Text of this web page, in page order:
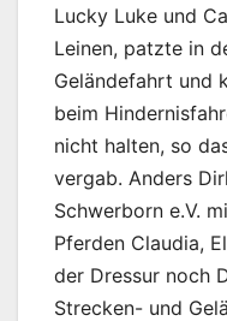
Lucky Luke und
Leinen, patzte in
Geländefahrt und
beim
nicht halten, so
vergab. Anders
Schwerborn e.V.
Pferden Claudia,
der Dressur noch
Strecken- und